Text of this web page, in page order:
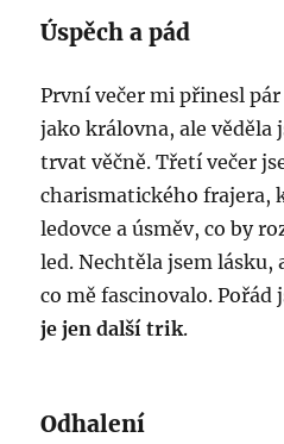
Úspěch a pád
První večer mi přinesl
jako královna, ale věděla
trvat věčně. Třetí večer
charismatického frajera,
ledovce a úsměv, co by
led. Nechtěla jsem lásku,
co mě fascinovalo.
je jen další trik.
Odhalení